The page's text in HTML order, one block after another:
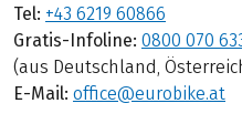
Tel: +43 6219 60866
Gratis-Infoline: 0800 070
(aus Deutschland,
E-Mail: office@eurobike.at